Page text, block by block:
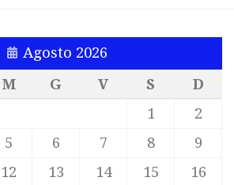
Agosto 2026
M G V S
D
1
2
5 6 7 8
9
12 13 14 15
16